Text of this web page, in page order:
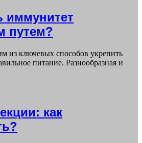
иммунитет
путем?
из ключевых способов укрепить
питание. Разнообразная и
как